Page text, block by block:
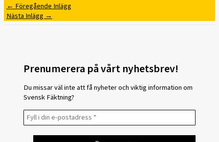
← Föregående Inlägg
Nästa Inlägg →
Prenumerera på vårt nyhetsbrev!
Du missar väl inte att få nyheter och viktig information om
Svensk Fäktning?